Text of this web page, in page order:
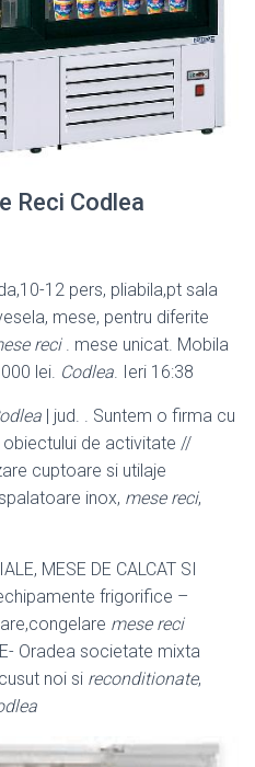
Reci Codlea
12 pers, pliabila,pt sala
mese, pentru diferite
reci. mese unicat. Mobila
lei. Codlea. Ieri 16:38
| jud. . Suntem o firma cu
de activitate //
cuptoare si utilaje
inox, mese reci,
MESE DE CALCAT SI
echipamente frigorifice –
mese reci
Oradea societate mixta
noi si reconditionate,